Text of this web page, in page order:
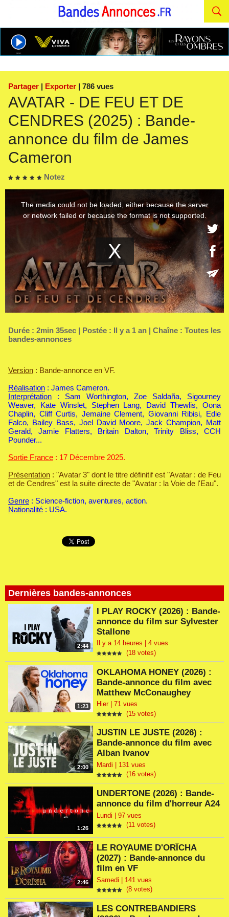
Partager | Exporter | 786 vues
AVATAR - DE FEU ET DE
CENDRES (2025) : Bande-
annonce du film de James
Cameron
Notez
Dernières bandes-annonces
2:44
I PLAY ROCKY (2026) : Bande-
annonce du film sur Sylvester
Stallone
Il y a 14 heures | 4 vues
(18 votes)
1:23
OKLAHOMA HONEY (2026) :
Bande-annonce du film avec
Matthew McConaughey
Hier | 71 vues
(15 votes)
2:00
JUSTIN LE JUSTE (2026) :
Bande-annonce du film avec
Alban Ivanov
Mardi | 131 vues
(16 votes)
1:26
UNDERTONE (2026) : Bande-
annonce du film d'horreur A24
Lundi | 97 vues
(11 votes)
2:46
LE ROYAUME D'ORÏCHA
(2027) : Bande-annonce du
film en VF
Samedi | 141 vues
(8 votes)
LES CONTREBANDIERS
Durée : 2min 35sec | Postée : Il y a 1 an | Chaîne : Toutes les
bandes-annonces
Version : Bande-annonce en VF.
Réalisation : James Cameron.
Interprétation : Sam Worthington, Zoe Saldaña, Sigourney
Weaver, Kate Winslet, Stephen Lang, David Thewlis, Oona
Chaplin, Cliff Curtis, Jemaine Clement, Giovanni Ribisi, Edie
Falco, Bailey Bass, Joel David Moore, Jack Champion, Matt
Gerald, Jamie Flatters, Britain Dalton, Trinity Bliss, CCH
Pounder...
Sortie France : 17 Décembre 2025.
Présentation : "Avatar 3" dont le titre définitif est "Avatar : de Feu
et de Cendres" est la suite directe de "Avatar : la Voie de l'Eau".
Genre : Science-fiction, aventures, action.
Nationalité : USA.